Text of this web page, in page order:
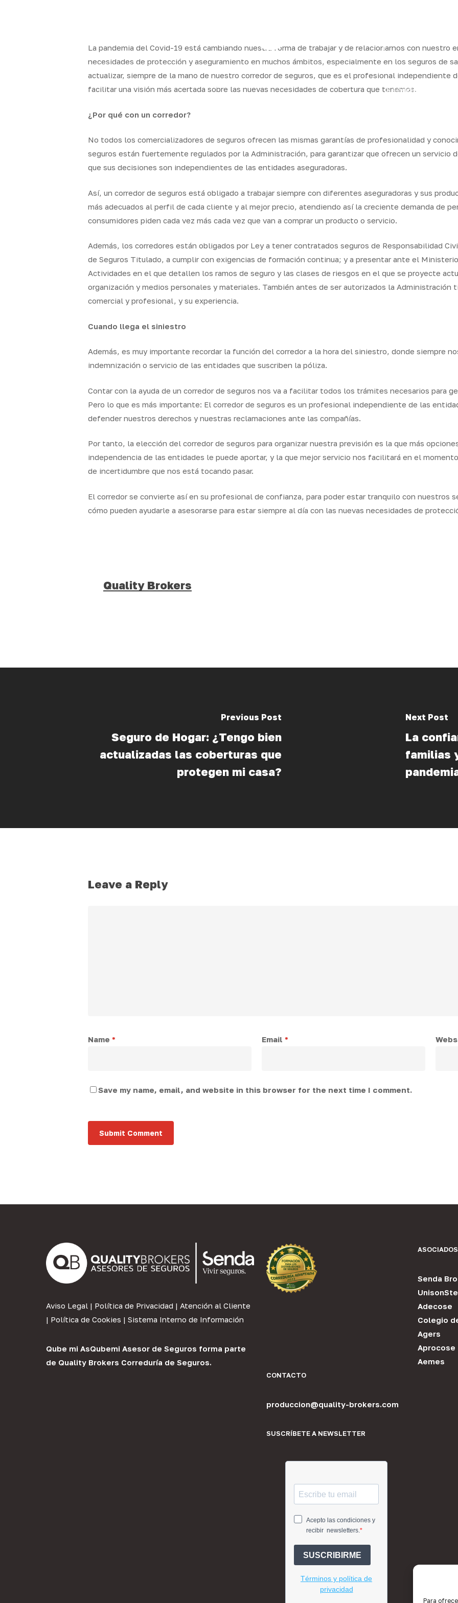
Para
Brokers
particulares
empresas
precio
Servicios
La pandemia del Covid-19 está cambiando nuestra forma de trabajar y de relacionarnos con nuestro
necesidades de protección y aseguramiento en muchos ámbitos, especialmente en los seguros de
actualizar, siempre de la mano de nuestro corredor de seguros, que es el profesional independiente
facilitar una visión más acertada sobre las nuevas necesidades de cobertura que tenemos.
¿Por qué con un corredor?
No todos los comercializadores de seguros ofrecen las mismas garantías de profesionalidad y
seguros están fuertemente regulados por la Administración, para garantizar que ofrecen un servicio
que sus decisiones son independientes de las entidades aseguradoras.
Así, un corredor de seguros está obligado a trabajar siempre con diferentes aseguradoras y sus
más adecuados al perfil de cada cliente y al mejor precio, atendiendo así la creciente demanda de
consumidores piden cada vez más cada vez que van a comprar un producto o servicio.
Además, los corredores están obligados por Ley a tener contratados seguros de Responsabilidad
de Seguros Titulado, a cumplir con exigencias de formación continua; y a presentar ante el
Actividades en el que detallen los ramos de seguro y las clases de riesgos en el que se proyecte
organización y medios personales y materiales. También antes de ser autorizados la Administración
comercial y profesional, y su experiencia.
Cuando llega el siniestro
Además, es muy importante recordar la función del corredor a la hora del siniestro, donde siempre
indemnización o servicio de las entidades que suscriben la póliza.
Contar con la ayuda de un corredor de seguros nos va a facilitar todos los trámites necesarios para
Pero lo que es más importante: El corredor de seguros es un profesional independiente de las
defender nuestros derechos y nuestras reclamaciones ante las compañías.
Por tanto, la elección del corredor de seguros para organizar nuestra previsión es la que más
independencia de las entidades le puede aportar, y la que mejor servicio nos facilitará en el
de incertidumbre que nos está tocando pasar.
El corredor se convierte así en su profesional de confianza, para poder estar tranquilo con nuestros
cómo pueden ayudarle a asesorarse para estar siempre al día con las nuevas necesidades de
Quality Brokers
Previous Post
Seguro de Hogar: ¿Tengo bien
actualizadas las coberturas que
protegen mi casa?
Next Post
La
familias
Leave a Reply
Name * Email *
Save my name, email, and website in this browser for the next time I comment.
Aviso Legal | Política de Privacidad | Atención al Cliente
| Política de Cookies | Sistema Interno de Información
Qube mi AsQubemi Asesor de Seguros forma parte
de Quality Brokers Correduría de Seguros.
Senda
Adecose
Colegio
Agers
Aprocose
Aemes
CONTACTO
produccion@quality-brokers.com
SUSCRÍBETE A NEWSLETTER